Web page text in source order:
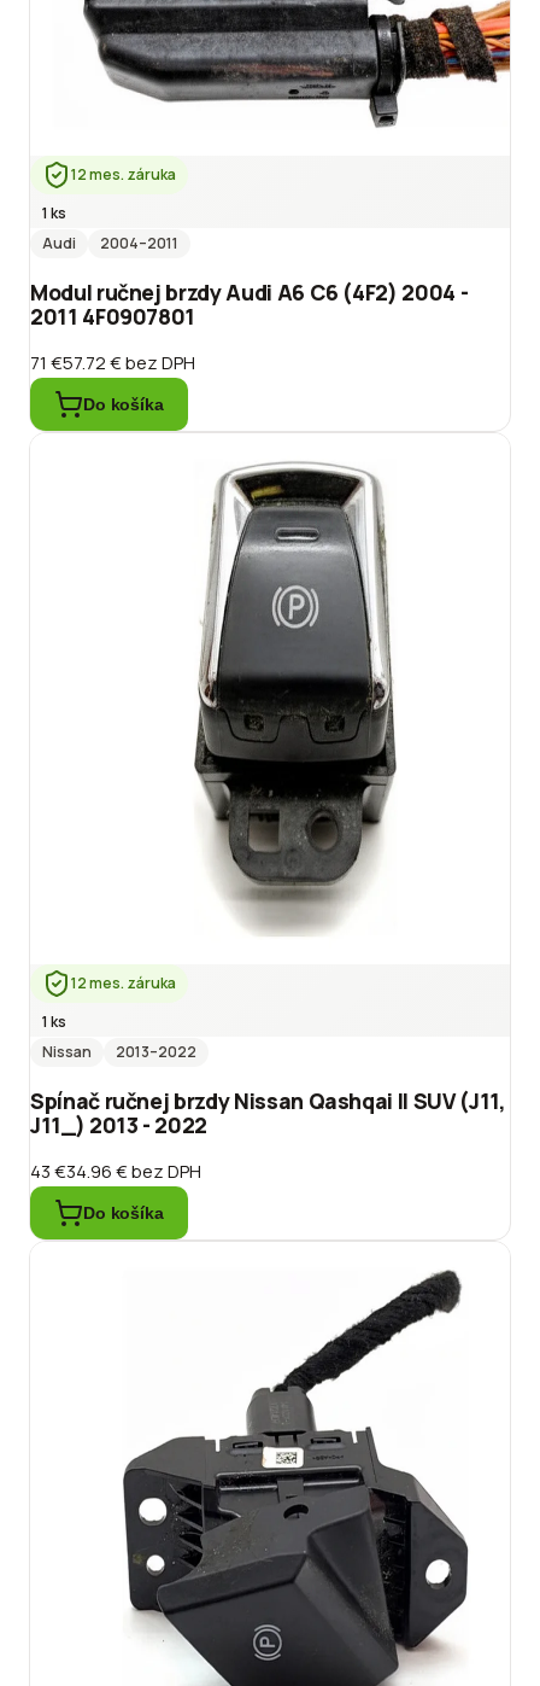
12 mes. záruka
1 ks
Audi
2004–2011
Modul ručnej brzdy Audi A6 C6 (4F2) 2004 -
2011 4F0907801
71 €57.72 €bez DPH
Do košíka
12 mes. záruka
1 ks
Nissan
2013–2022
Spínač ručnej brzdy Nissan Qashqai II SUV (J11,
J11_) 2013 - 2022
43 €34.96 €bez DPH
Do košíka